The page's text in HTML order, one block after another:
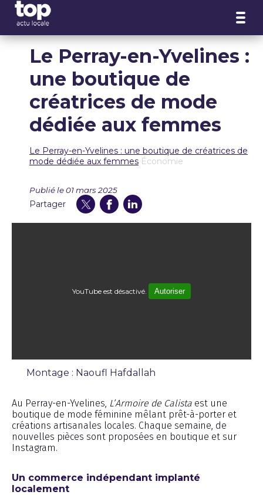
Le Perray-en-Yvelines :
une boutique de
créatrices de mode
dédiée aux femmes
Le Perray-en-Yvelines : une boutique de créatrices de
mode dédiée aux femmes Économie
Publié le 01 mars 2025
Partager
YouTube est désactivé. Autoriser
Montage : Naoufl Hafdallah
Au Perray-en-Yvelines, L’Armoire de Calista est une
boutique de mode féminine mêlant prêt-à-porter et
créations artisanales locales. Chaque semaine, de
nouvelles pièces sont proposées en boutique et sur
Instagram.
Un commerce indépendant implanté
localement
Panneau de gestion des cookies